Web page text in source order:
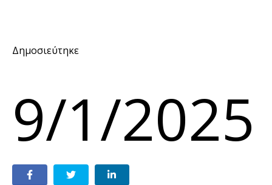
Δημοσιεύτηκε
9/1/2025